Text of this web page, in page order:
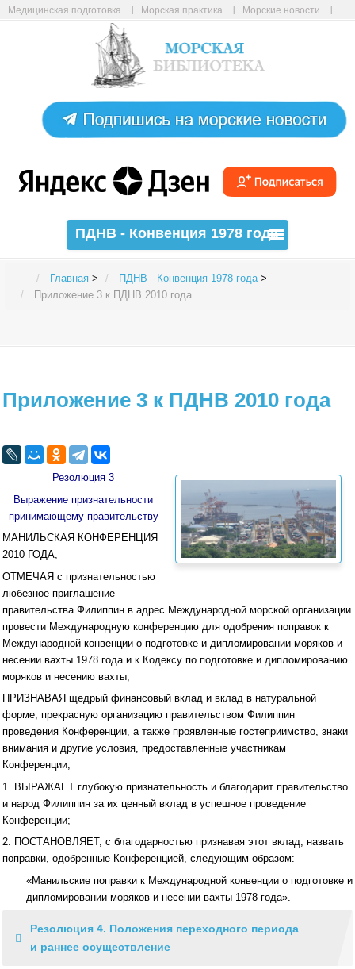
Медицинская подготовка Морская практика
Морские новости
Авиабилеты онлайн
ПДНВ - Конвенция 1978 года
Главная > ПДНВ - Конвенция 1978 года >
Приложение 3 к ПДНВ 2010 года
Приложение 3 к ПДНВ 2010 года
Резолюция 3
Выражение признательности
принимающему правительству
МАНИЛЬСКАЯ КОНФЕРЕНЦИЯ
2010 ГОДА,
ОТМЕЧАЯ с признательностью
любезное приглашение
правительства Филиппин в адрес Международной морской организации
провести Международную конференцию для одобрения поправок к
Международной конвенции о подготовке и дипломировании моряков и
несении вахты 1978 года и к Кодексу по подготовке и дипломированию
моряков и несению вахты,
ПРИЗНАВАЯ щедрый финансовый вклад и вклад в натуральной
форме, прекрасную организацию правительством Филиппин
проведения Конференции, а также проявленные гостеприимство, знаки
внимания и другие условия, предоставленные участникам
Конференции,
1. ВЫРАЖАЕТ глубокую признательность и благодарит правительство
и народ Филиппин за их ценный вклад в успешное проведение
Конференции;
2. ПОСТАНОВЛЯЕТ, с благодарностью признавая этот вклад, назвать
поправки, одобренные Конференцией, следующим образом:
«Манильские поправки к Международной конвенции о подготовке и
дипломировании моряков и несении вахты 1978 года».
Резолюция 4. Положения переходного периода
и раннее осуществление